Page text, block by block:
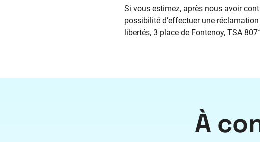
Si vous estimez, après nous avoir
possibilité d’effectuer une
libertés, 3 place de Fontenoy, TSA
À